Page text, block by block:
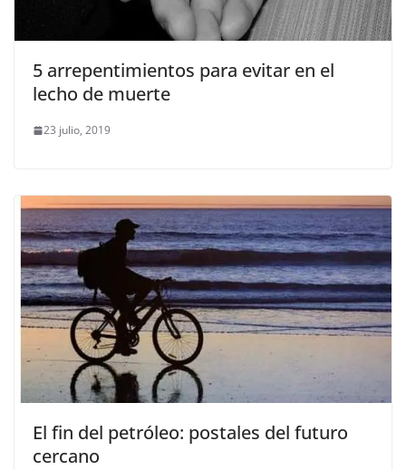
5 arrepentimientos para evitar en el
lecho de muerte
23 julio, 2019
El fin del petróleo: postales del futuro
cercano